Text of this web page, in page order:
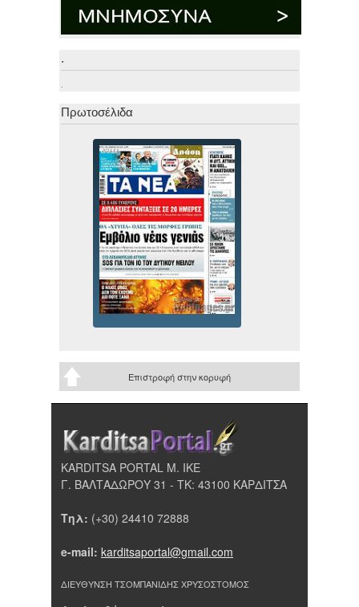
.
.
Πρωτοσέλιδα
Επιστροφή στην κορυφή
KARDITSA PORTAL Μ. ΙΚΕ
Γ. ΒΑΛΤΑΔΩΡΟΥ 31 - ΤΚ: 43100 ΚΑΡΔΙΤΣΑ
Τηλ: (+30) 24410 72888
e-mail: karditsaportal@gmail.com
ΔΙΕΥΘΥΝΣΗ ΤΣΟΜΠΑΝΙΔΗΣ ΧΡΥΣΟΣΤΟΜΟΣ